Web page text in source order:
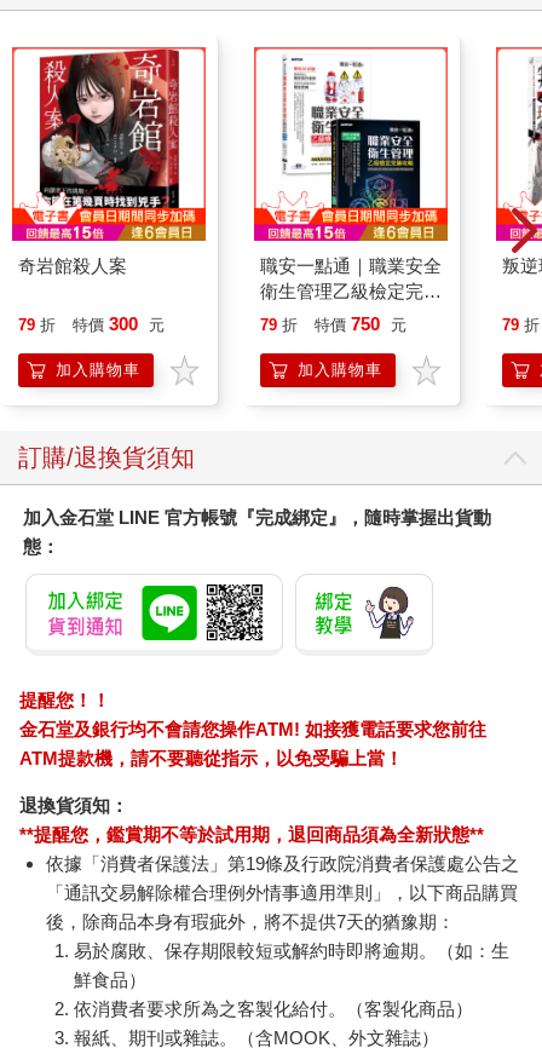
奇岩館殺人案
79 折 特價 300 元
加入購物車
職安一點通｜職業安全
衛生管理乙級檢定完勝
攻略｜2026版(套書)
79 折 特價 750 元
加入購物車
叛逆
79 折
訂購/退換貨須知
加入金石堂 LINE 官方帳號『完成綁定』，隨時掌握出貨動
態：
提醒您！！
金石堂及銀行均不會請您操作ATM! 如接獲電話要求您前往
ATM提款機，請不要聽從指示，以免受騙上當！
退換貨須知：
**提醒您，鑑賞期不等於試用期，退回商品須為全新狀態**
依據「消費者保護法」第19條及行政院消費者保護處公告之
「通訊交易解除權合理例外情事適用準則」，以下商品購買
後，除商品本身有瑕疵外，將不提供7天的猶豫期：
易於腐敗、保存期限較短或解約時即將逾期。（如：生
鮮食品）
依消費者要求所為之客製化給付。（客製化商品）
報紙、期刊或雜誌。（含MOOK、外文雜誌）